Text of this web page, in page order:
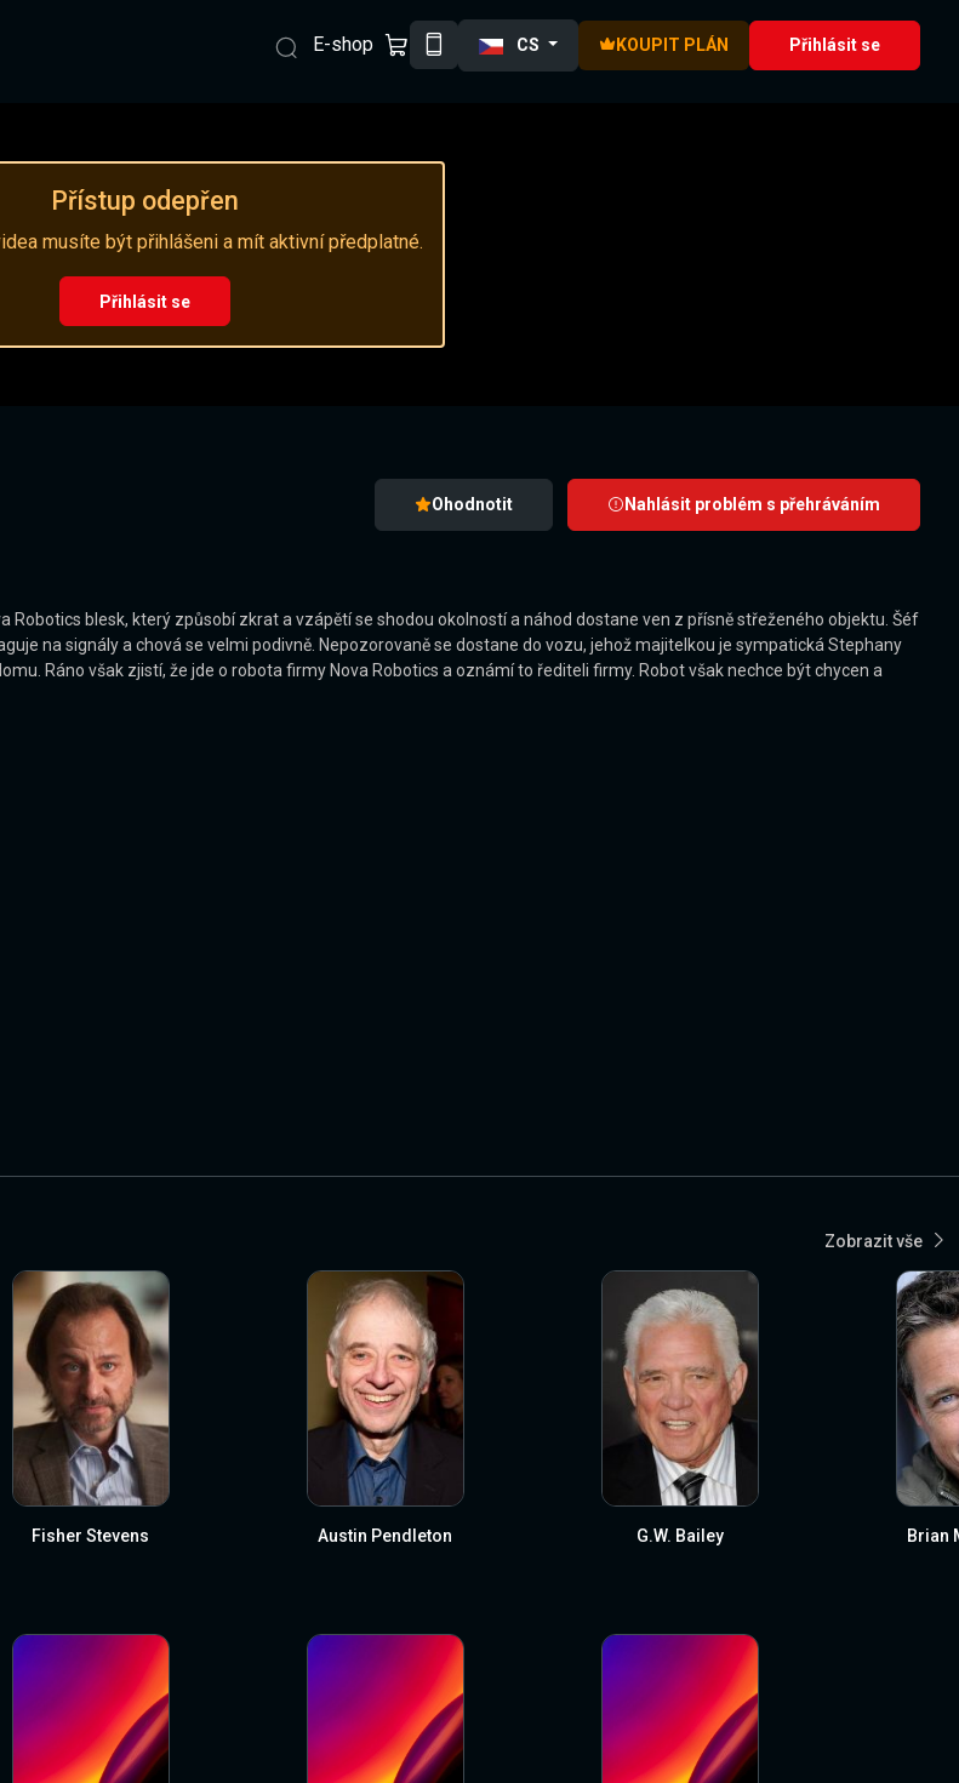
E-shop CS KOUPIT PLÁN Přihlásit se
Přístup odepřen
musíte být přihlášeni a mít aktivní předplatné.
Přihlásit se
Ohodnotit Nahlásit problém s přehráváním
blesk, který způsobí zkrat a vzápětí se shodou okolností a náhod dostane ven z přísně střeženého objektu. Šéf
na signály a chová se velmi podivně. Nepozorovaně se dostane do vozu, jehož majitelkou je sympatická Stephany
Ráno však zjistí, že jde o robota firmy Nova Robotics a oznámí to řediteli firmy. Robot však nechce být chycen a
Zobrazit vše
Fisher Stevens Austin Pendleton G.W. Bailey Brian